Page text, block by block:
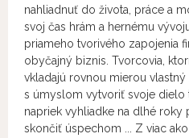
nahliadnuť do života, práce a
svoj čas hrám a hernému
priameho tvorivého zapojenia
obyčajný biznis. Tvorcovia,
vkladajú rovnou mierou
s úmyslom vytvoriť svoje dielo
napriek vyhliadke na dlhé roky
skončiť úspechom ... Z viac